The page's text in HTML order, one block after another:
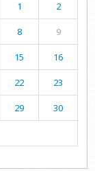
1 2
8 9
15 16
22 23
29 30